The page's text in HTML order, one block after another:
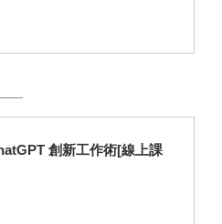
創新工作術[線上課